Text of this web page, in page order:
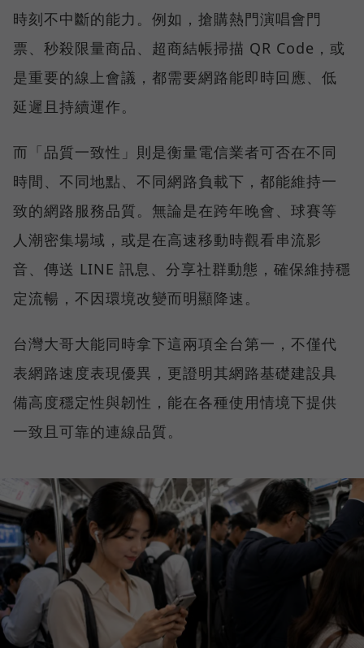
時刻不中斷的能力。例如，搶購熱門演唱會門
票、秒殺限量商品、超商結帳掃描 QR Code，或
是重要的線上會議，都需要網路能即時回應、低
延遲且持續運作。
而「品質一致性」則是衡量電信業者可否在不同
時間、不同地點、不同網路負載下，都能維持一
致的網路服務品質。無論是在跨年晚會、球賽等
人潮密集場域，或是在高速移動時觀看串流影
音、傳送 LINE 訊息、分享社群動態，確保維持穩
定流暢，不因環境改變而明顯降速。
台灣大哥大能同時拿下這兩項全台第一，不僅代
表網路速度表現優異，更證明其網路基礎建設具
備高度穩定性與韌性，能在各種使用情境下提供
一致且可靠的連線品質。